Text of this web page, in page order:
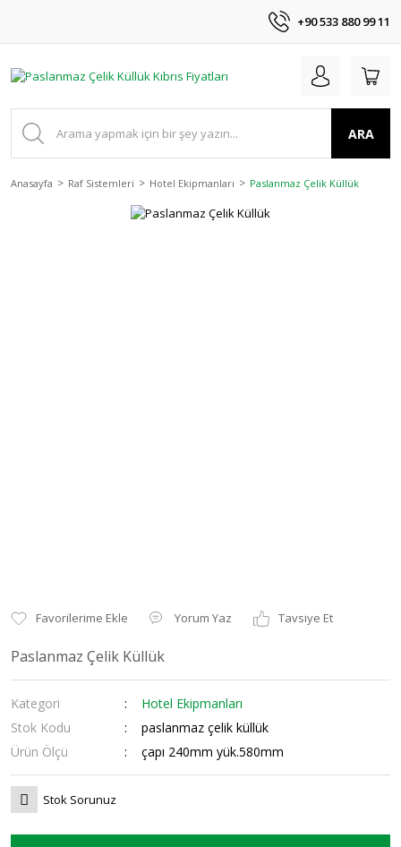
+90 533 880 99 11
ARA
Anasayfa Raf Sistemleri Hotel Ekipmanları Paslanmaz Çelik Küllük
Yorum Yaz Tavsiye Et
Paslanmaz Çelik Küllük
Kategori
Hotel Ekipmanları
Stok Kodu
paslanmaz çelik küllük
Ürün Ölçü
çapı 240mm yük.580mm
Stok Sorunuz